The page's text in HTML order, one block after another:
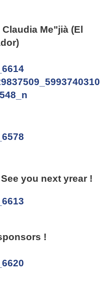
Me"jià (El
you next yrear !
!